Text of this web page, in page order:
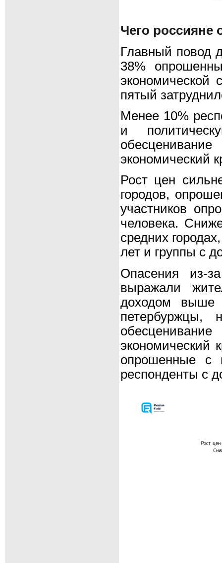
Чего россияне
Главный повод
38%
экономической
пятый
Менее 10%
и
экономический
Рост цен
городов,
участников
человека.
средних
лет и группы с
Опасения из-
выражали
доходом
петербуржцы,
экономический
опрошенные с
респонденты с